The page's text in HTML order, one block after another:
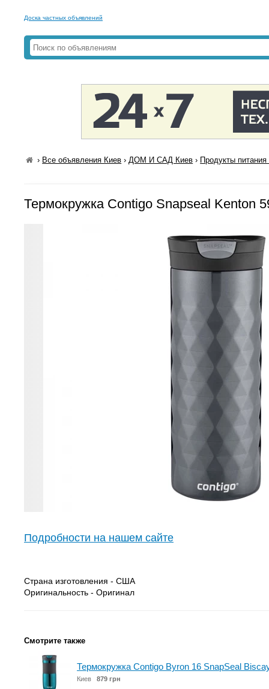
Доска частных объявлений
› Все объявления Киев ›ДОМ И САД Киев › Продукты
Термокружка Contigo Snapseal Kenton
Подробности на нашем сайте
Страна изготовления - США
Оригинальность - Оригинал
Смотрите также
Термокружка Contigo Byron 16 SnapSeal
Киев 879 грн